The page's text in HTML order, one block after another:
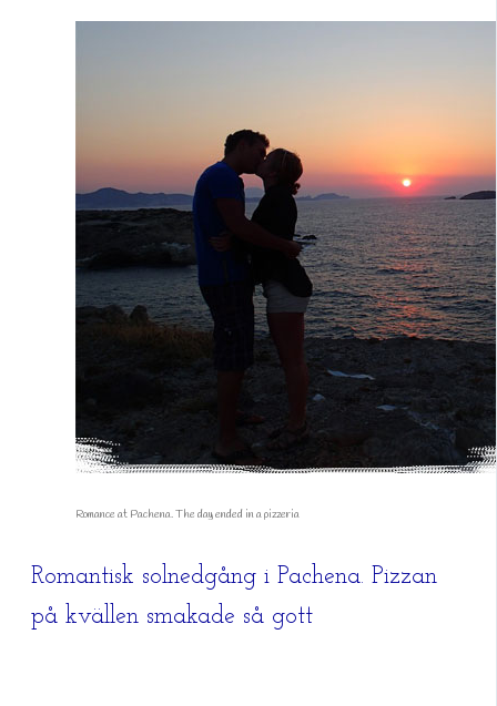
Romance at Pachena. The day ended in a pizzeria
Romantisk solnedgång i Pachena. Pizzan
på kvällen smakade så gott